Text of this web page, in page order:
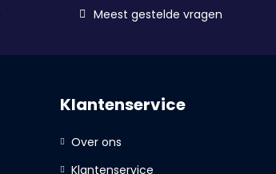
Meest gestelde vragen
Klantenservice
Over ons
Klantenservice